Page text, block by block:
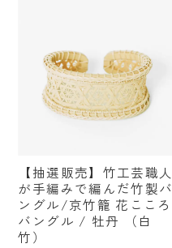
【抽選販売】竹工芸職人
が手編みで編んだ竹製バ
ングル/京竹籠 花こころ
バングル / 牡丹 （白
竹）